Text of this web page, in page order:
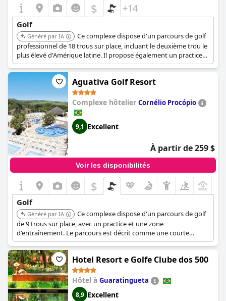
$ +14
Golf
Généré par IA
Ce complexe dispose d'un parcours de golf
professionnel de 18 trous sur place, incluant le deuxième trou le
plus élevé d'Amérique latine. Il propose également un practice
de golf, une boutique de golf professionnelle et des leçons de
golf, offrant des installations complètes pour les amateurs de
golf.
Aguativa Golf Resort
Complexe hôtelier Cornélio Procópio
9,1 Excellent
À partir de 259 $
Voir les disponibilités
$
Golf
Généré par IA
Ce complexe dispose d'un parcours de golf
de 9 trous sur place, avec un practice et une zone
d'entraînement. Le parcours est décrit comme une courte
extension, ce qui en fait un favori pour les débutants et
comporte neuf lacs.
Hotel Resort e Golfe Clube dos 500
Hôtel à Guaratingueta
8,9 Excellent